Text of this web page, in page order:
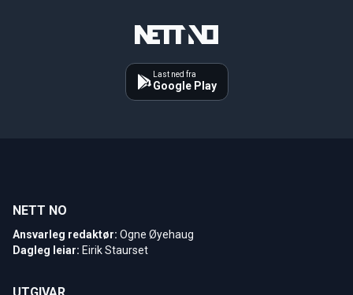
Last ned fra
Google Play
NETT NO
Ansvarleg redaktør: Ogne Øyehaug
Dagleg leiar: Eirik Staurset